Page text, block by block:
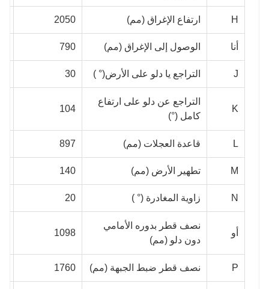
H ارتفاع الإغراق (مم) 2050
أنا الوصول إلى الإغراق (مم) 790
J التراجع يا دلو على الأرض(° ) 30
K
التراجع عن دلو على ارتفاع
كامل (°)
104
L قاعدة العجلات (مم) 897
M تطهير الأرض (مم) 140
N زاوية المغادرة (° ) 20
أو
نصف قطر بدوره الأمامي
دون دلو (مم)
1098
P نصف قطر ضبط الجبهة (مم) 1760